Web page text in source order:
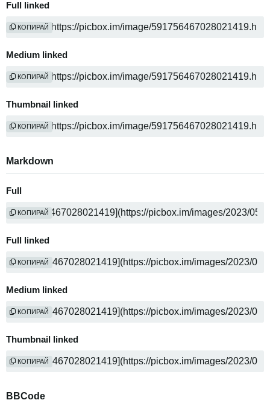
Full linked
КОПИРАЙ
Medium linked
КОПИРАЙ
Thumbnail linked
КОПИРАЙ
Markdown
Full
КОПИРАЙ
Full linked
КОПИРАЙ
Medium linked
КОПИРАЙ
Thumbnail linked
КОПИРАЙ
BBCode